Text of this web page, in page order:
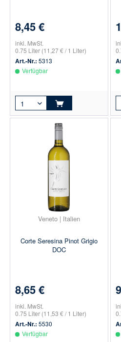
8,45 €
inkl. MwSt.
0.75 Liter (11,27 € / 1 Liter)
Art.-Nr.: 5313
Verfügbar
Veneto | Italien
Corte Seresina Pinot Grigio
DOC
8,65 €
inkl. MwSt.
0.75 Liter (11,53 € / 1 Liter)
Art.-Nr.: 5530
Verfügbar